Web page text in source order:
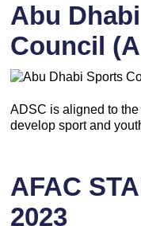
Abu
Council
ADSC is aligned to
develop sport and
AFAC
2023